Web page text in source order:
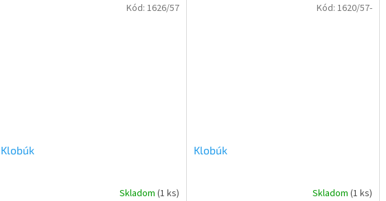
Klobúk
Skladom (1 ks)
Kód: 1626/57
Klobúk
Skladom (1 ks)
Kód: 1620/57-